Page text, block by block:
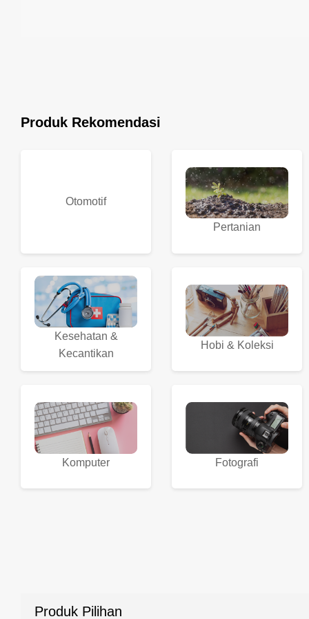
Produk Rekomendasi
Otomotif
Pertanian
Kesehatan &
Kecantikan
Hobi & Koleksi
Komputer Fotografi
Produk Pilihan